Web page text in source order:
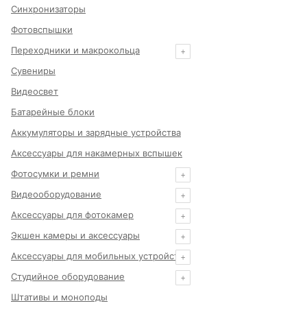
Синхронизаторы
Фотовспышки
Переходники и макрокольца
Сувениры
Видеосвет
Батарейные блоки
Аккумуляторы и зарядные устройства
Аксессуары для накамерных вспышек
Фотосумки и ремни
Видеооборудование
Аксессуары для фотокамер
Экшен камеры и аксессуары
Аксессуары для мобильных устройств
Студийное оборудование
Штативы и моноподы